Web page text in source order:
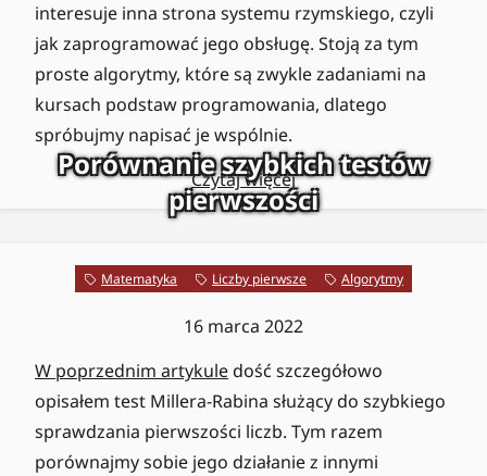
interesuje inna strona systemu rzymskiego, czyli
jak zaprogramować jego obsługę. Stoją za tym
proste algorytmy, które są zwykle zadaniami na
kursach podstaw programowania, dlatego
spróbujmy napisać je wspólnie.
Czytaj więcej
Porównanie szybkich testów
pierwszości
Matematyka Liczby pierwsze Algorytmy
16 marca 2022
W poprzednim artykuledość szczegółowo
opisałem test Millera-Rabina służący do szybkiego
sprawdzania pierwszości liczb. Tym razem
porównajmy sobie jego działanie z innymi